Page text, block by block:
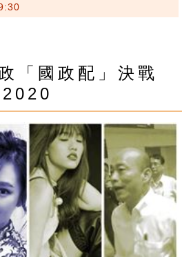
「國政配」決戰
2020